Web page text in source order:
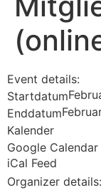
Event details:
Startdatum
Enddatum
Kalender
Google Calendar
iCal Feed
Organizer details: